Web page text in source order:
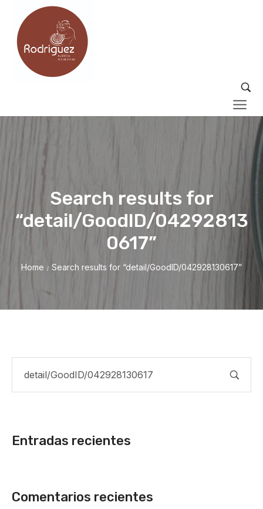
Search results for
“detail/GoodID/04292813
0617”
Home / Search results for “detail/GoodID/042928130617”
Entradas recientes
Comentarios recientes